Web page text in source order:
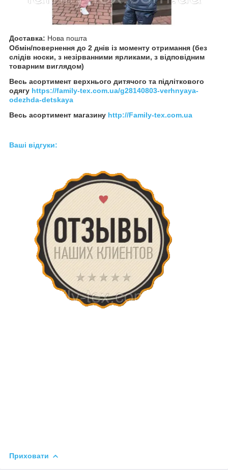
Доставка: Нова пошта
Обмін/повернення до 2 днів із моменту отримання (без
слідів носки, з незірванними ярликами, з відповідним
товарним виглядом)
Весь асортимент верхнього дитячого та підліткового
одягу https://family-tex.com.ua/g28140803-verhnyaya-
odezhda-detskaya
Весь асортимент магазину http://Family-tex.com.ua
Ваші відгуки:
Приховати